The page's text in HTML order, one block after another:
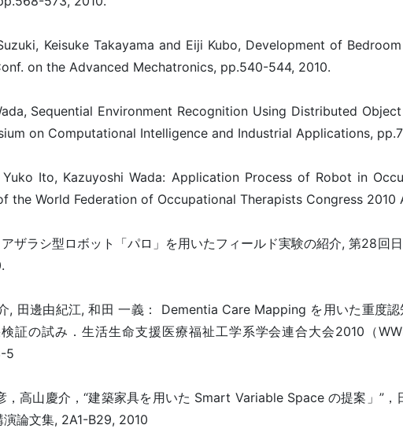
Keisuke Takayama and Eiji Kubo, Development of
on the Advanced Mechatronics, pp.540-544, 2010.
Sequential Environment Recognition Using Distributed
on Computational Intelligence and Industrial Applications,
Yuko Ito, Kazuyoshi Wada: Application Process of Robot in
the World Federation of Occupational Therapists Congress 2010
ザラシ型ロボット「パロ」を用いたフィールド実験の紹介, 第28回
, 田邊由紀江, 和田 一義： Dementia Care Mapping を用いた重度認
証の試み．生活生命支援医療福祉工学系学会連合大会2010（
5
，高山慶介，“建築家具を用いた Smart Variable Space の提案」”，
論文集, 2A1-B29, 2010